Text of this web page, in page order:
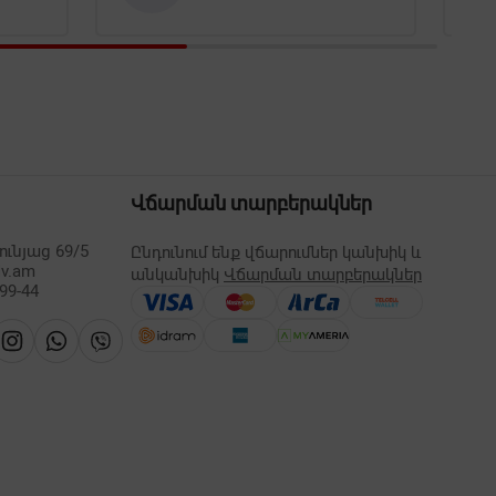
69/5
44
Վճարման տարբերակներ
Ընդունում ենք վճարումներ կանխիկ և
անկանխիկ Վճարման տարբերակներ